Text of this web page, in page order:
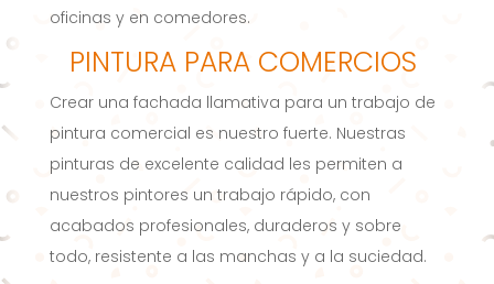
oficinas y en comedores.
PINTURA PARA COMERCIOS
Crear una fachada llamativa para un trabajo de
pintura comercial es nuestro fuerte. Nuestras
pinturas de excelente calidad les permiten a
nuestros pintores un trabajo rápido, con
acabados profesionales, duraderos y sobre
todo, resistente a las manchas y a la suciedad.